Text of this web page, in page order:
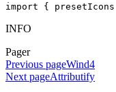
import { presetIcons
INFO
Pager
Previous pageWind4
Next pageAttributify